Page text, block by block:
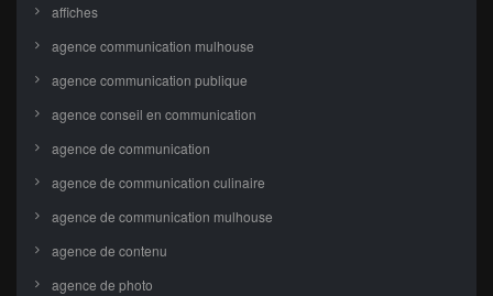
affiches
agence communication mulhouse
agence communication publique
agence conseil en communication
agence de communication
agence de communication culinaire
agence de communication mulhouse
agence de contenu
agence de photo